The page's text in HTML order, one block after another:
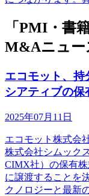
「PMI・書
M&Aニュー
エコモット、持
シアティブの
2025年07月11日
エコモット株式会
株式会社シムック
CIMX社）の保有
に譲渡することを
クノロジーと最新